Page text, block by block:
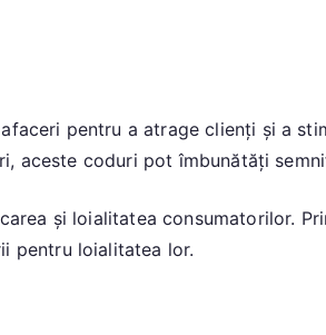
pentru a atrage clienți și a
aceste coduri pot îmbunătăți
și loialitatea consumatorilor.
pentru loialitatea lor.